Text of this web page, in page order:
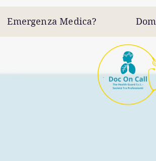
Emergenza Medica?